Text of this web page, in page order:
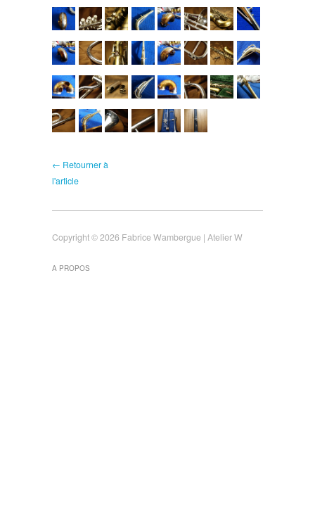
← Retourner à
l'article
Copyright © 2026 Fabrice Wambergue | Atelier W
A PROPOS